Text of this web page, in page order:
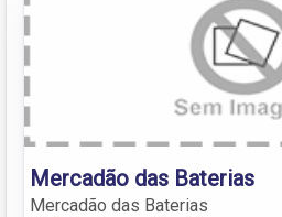
Mercadão das Baterias
Mercadão das Baterias